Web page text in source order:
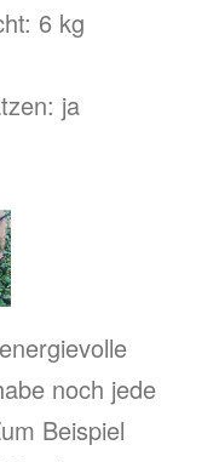
6 kg
ja
noch jede
Beispiel